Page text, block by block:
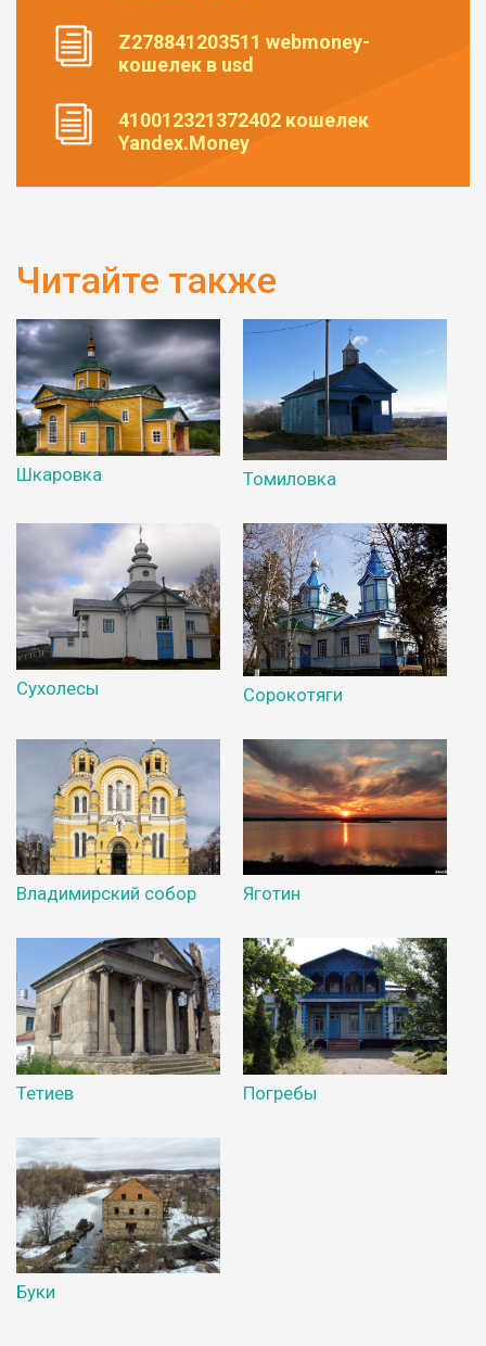
Z278841203511 webmoney-
кошелек в usd
410012321372402 кошелек
Yandex.Money
Читайте также
Шкаровка Томиловка
Сухолесы Сорокотяги
Владимирский собор Яготин
Тетиев Погребы
Буки